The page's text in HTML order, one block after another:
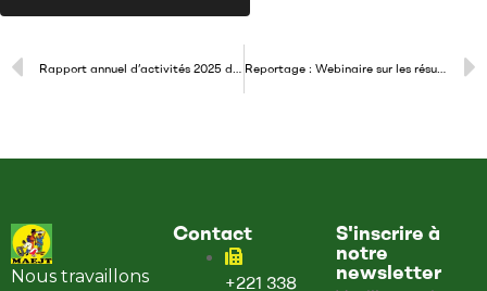
Rapport annuel d’activités 2025 du MAEJT Reportage : Webinaire sur les résultats de l’enquête sur l’impact du changement climatique sur les droits de l’enfant en Afrique
Nous travaillons
Contact
+221 338
S'inscrire à
notre
newsletter